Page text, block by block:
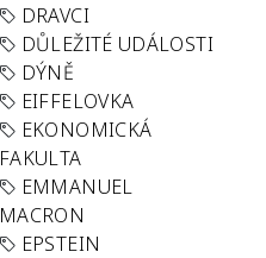
DRAVCI
DŮLEŽITÉ UDÁLOSTI
DÝNĚ
EIFFELOVKA
EKONOMICKÁ
FAKULTA
EMMANUEL
MACRON
EPSTEIN